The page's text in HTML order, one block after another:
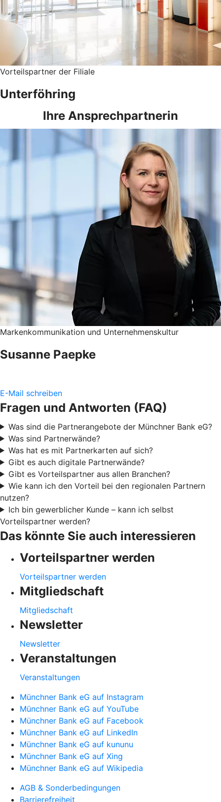
Vorteilspartner der Filiale
Unterföhring
Ihre Ansprechpartnerin
Markenkommunikation und Unternehmenskultur
Susanne Paepke
E-Mail schreiben
Fragen und Antworten (FAQ)
Was sind die Partnerangebote der Münchner Bank eG?
Was sind Partnerwände?
Was hat es mit Partnerkarten auf sich?
Gibt es auch digitale Partnerwände?
Gibt es Vorteilspartner aus allen Branchen?
Wie kann ich den Vorteil bei den regionalen Partnern
nutzen?
Ich bin gewerblicher Kunde – kann ich selbst
Vorteilspartner werden?
Das könnte Sie auch interessieren
Vorteilspartner werden
Vorteilspartner werden
Mitgliedschaft
Mitgliedschaft
Newsletter
Newsletter
Veranstaltungen
Veranstaltungen
Münchner Bank eG auf Instagram
Münchner Bank eG auf YouTube
Münchner Bank eG auf Facebook
Münchner Bank eG auf LinkedIn
Münchner Bank eG auf kununu
Münchner Bank eG auf Xing
Münchner Bank eG auf Wikipedia
AGB & Sonderbedingungen
Barrierefreiheit